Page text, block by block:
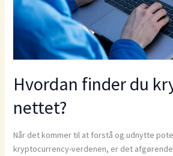
Hvordan finder du
nettet?
Når det kommer til at forstå og udnytte
kryptocurrency-verdenen, er det